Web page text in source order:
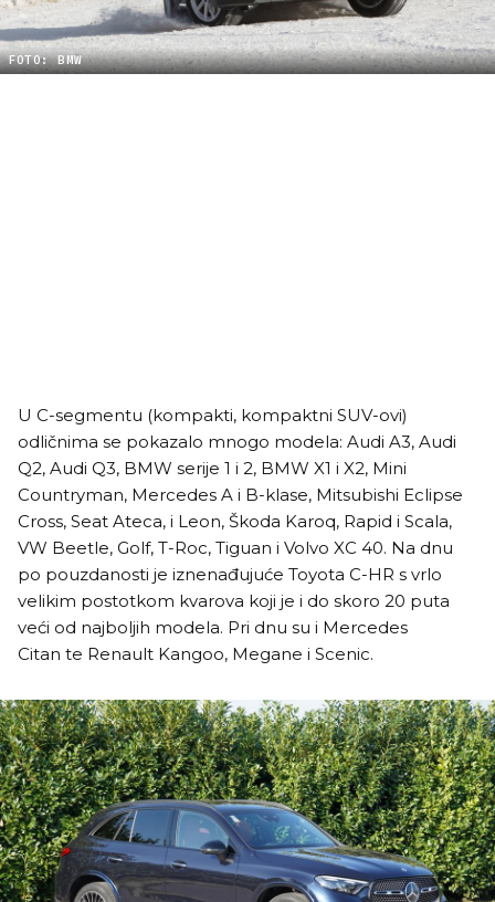
FOTO: BMW
U C-segmentu (kompakti, kompaktni SUV-ovi)
odličnima se pokazalo mnogo modela: Audi A3, Audi
Q2, Audi Q3, BMW serije 1 i 2, BMW X1 i X2, Mini
Countryman, Mercedes A i B-klase, Mitsubishi Eclipse
Cross, Seat Ateca, i Leon, Škoda Karoq, Rapid i Scala,
VW Beetle, Golf, T-Roc, Tiguan i Volvo XC 40. Na dnu
po pouzdanosti je iznenađujuće Toyota C-HR s vrlo
velikim postotkom kvarova koji je i do skoro 20 puta
veći od najboljih modela. Pri dnu su i Mercedes
Citan te Renault Kangoo, Megane i Scenic.